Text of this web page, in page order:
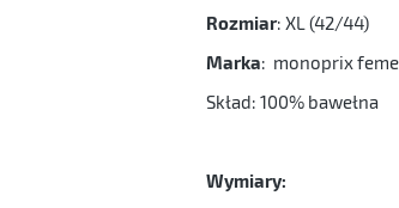
Rozmiar: XL (42/44)
Marka: monoprix feme
Skład: 100% bawełna
Wymiary: